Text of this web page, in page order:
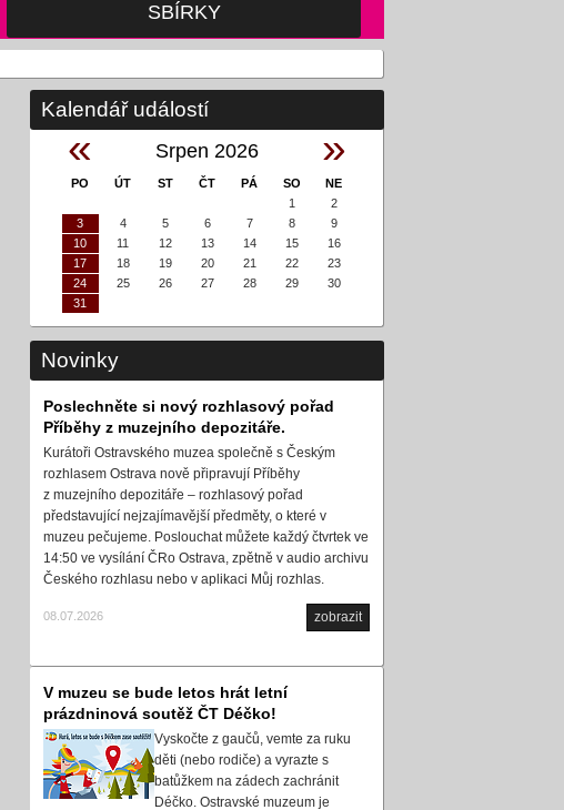
SBÍRKY
Kalendář událostí
« Srpen 2026 »
PO ÚT ST ČT PÁ SO
NE
1
2
3
4 5 6 7 8
9
10
11 12 13 14 15
16
17
18 19 20 21 22
23
24
25 26 27 28 29
30
31
Novinky
Poslechněte si nový rozhlasový pořad
Příběhy z muzejního depozitáře.
Kurátoři Ostravského muzea společně s Českým
rozhlasem Ostrava nově připravují Příběhy
z muzejního depozitáře – rozhlasový pořad
představující nejzajímavější předměty, o které v
muzeu pečujeme. Poslouchat můžete každý čtvrtek ve
14:50 ve vysílání ČRo Ostrava, zpětně v audio archivu
Českého rozhlasu nebo v aplikaci Můj rozhlas.
08.07.2026 zobrazit
V muzeu se bude letos hrát letní
prázdninová soutěž ČT Déčko!
Vyskočte z gaučů, vemte za ruku
děti (nebo rodiče) a vyrazte s
batůžkem na zádech zachránit
Déčko. Ostravské muzeum je